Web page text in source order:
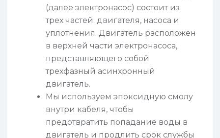
(далее электронасос) состоит из
трех частей: двигателя, насоса и
уплотнения. Двигатель расположен
в верхней части электронасоса,
представляющего собой
трехфазный асинхронный
двигатель.
Мы используем эпоксидную смолу
внутри кабеля, чтобы
предотвратить попадание воды в
двигатель и продлить срок службы